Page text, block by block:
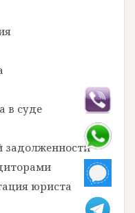
в суде
задолженности
юриста